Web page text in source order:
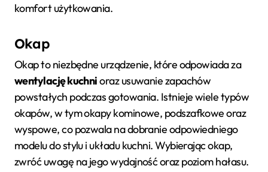
komfort użytkowania.
Okap
Okap to niezbędne urządzenie, które odpowiada za
wentylację kuchnioraz usuwanie zapachów
powstałych podczas gotowania. Istnieje wiele typów
okapów, w tym okapy kominowe, podszafkowe oraz
wyspowe, co pozwala na dobranie odpowiedniego
modelu do stylu i układu kuchni. Wybierając okap,
zwróć uwagę na jego wydajność oraz poziom hałasu.